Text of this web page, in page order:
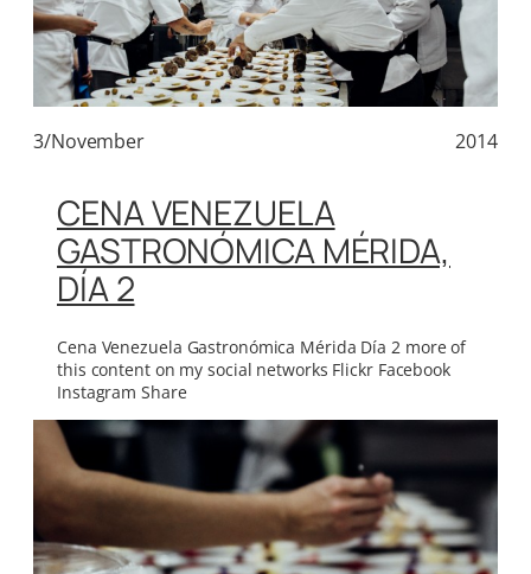
3/November 2014
CENA VENEZUELA
GASTRONÓMICA MÉRIDA,
DÍA 2
Cena Venezuela Gastronómica Mérida Día 2 more of
this content on my social networks Flickr Facebook
Instagram Share